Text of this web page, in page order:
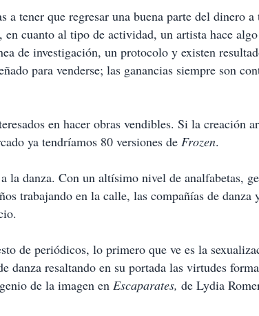
a tener que regresar una buena parte del dinero a
en cuanto al tipo de actividad, un artista hace
de investigación, un protocolo y existen
para venderse; las ganancias siempre son
en hacer obras vendibles. Si la creación
ya tendríamos 80 versiones de Frozen.
la danza. Con un altísimo nivel de analfabetas,
trabajando en la calle, las compañías de danza
de periódicos, lo primero que ve es la
danza resaltando en su portada las virtudes
de la imagen en Escaparates, de Lydia